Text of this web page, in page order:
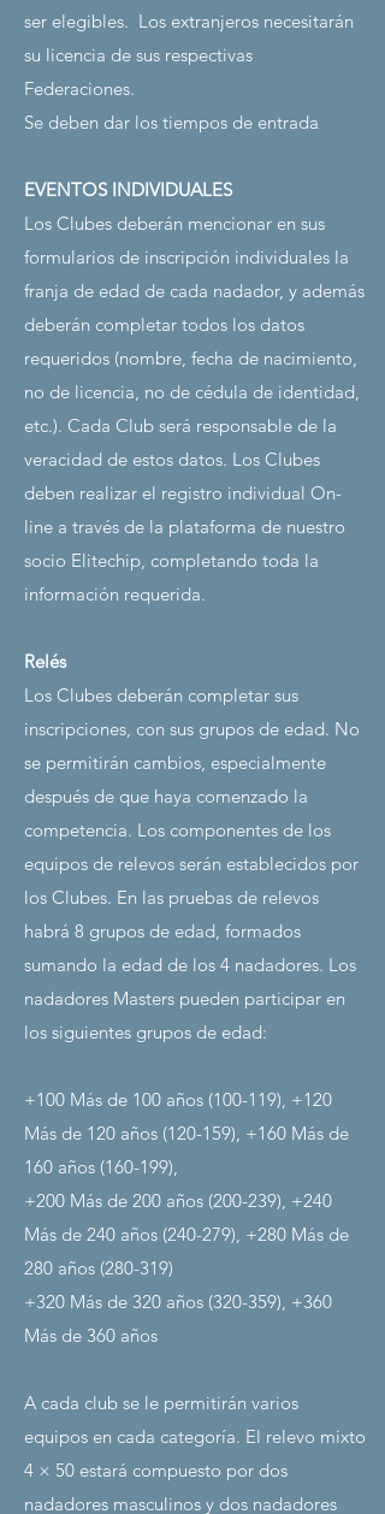
ser elegibles. Los extranjeros necesitarán
su licencia de sus respectivas
Federaciones.
Se deben dar los tiempos de entrada
EVENTOS INDIVIDUALES
Los Clubes deberán mencionar en sus
formularios de inscripción individuales la
franja de edad de cada nadador, y además
deberán completar todos los datos
requeridos (nombre, fecha de nacimiento,
no de licencia, no de cédula de identidad,
etc.). Cada Club será responsable de la
veracidad de estos datos. Los Clubes
deben realizar el registro individual On-
line a través de la plataforma de nuestro
socio Elitechip, completando toda la
información requerida.
Relés
Los Clubes deberán completar sus
inscripciones, con sus grupos de edad. No
se permitirán cambios, especialmente
después de que haya comenzado la
competencia. Los componentes de los
equipos de relevos serán establecidos por
los Clubes. En las pruebas de relevos
habrá 8 grupos de edad, formados
sumando la edad de los 4 nadadores. Los
nadadores Masters pueden participar en
los siguientes grupos de edad:
+100 Más de 100 años (100-119), +120
Más de 120 años (120-159), +160 Más de
160 años (160-199),
+200 Más de 200 años (200-239), +240
Más de 240 años (240-279), +280 Más de
280 años (280-319)
+320 Más de 320 años (320-359), +360
Más de 360 años
A cada club se le permitirán varios
equipos en cada categoría. El relevo mixto
4 × 50 estará compuesto por dos
nadadores masculinos y dos nadadores